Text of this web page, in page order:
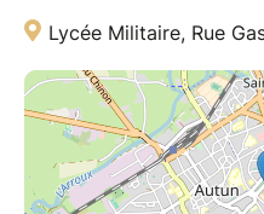
Lycée Militaire, Rue